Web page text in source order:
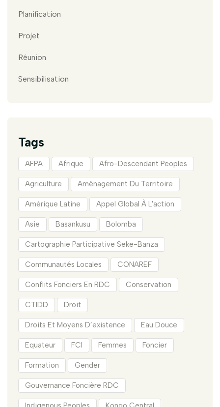
Planification
Projet
Réunion
Sensibilisation
Tags
AFPA Afrique Afro-Descendant Peoples
Agriculture Aménagement Du Territoire
Amérique Latine Appel Global À L'action
Asie Basankusu Bolomba
Cartographie Participative Seke-Banza
Communautés Locales CONAREF
Conflits Fonciers En RDC Conservation
CTIDD Droit
Droits Et Moyens D’existence Eau Douce
Equateur FCI Femmes Foncier
Formation Gender
Gouvernance Foncière RDC